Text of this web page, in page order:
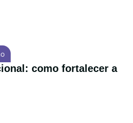
como fortalecer a